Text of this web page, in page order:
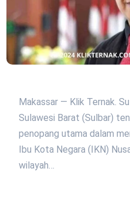
Makassar — Klik Ternak.
Sulawesi Barat (Sulbar)
penopang utama dalam
Ibu Kota Negara (IKN)
wilayah…